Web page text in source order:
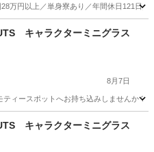
28万円以上／単身寮あり／年間休日121
キャラクターミニグラス
8月7日
ースポットへお持ち込みしませんか？
キャラクターミニグラス